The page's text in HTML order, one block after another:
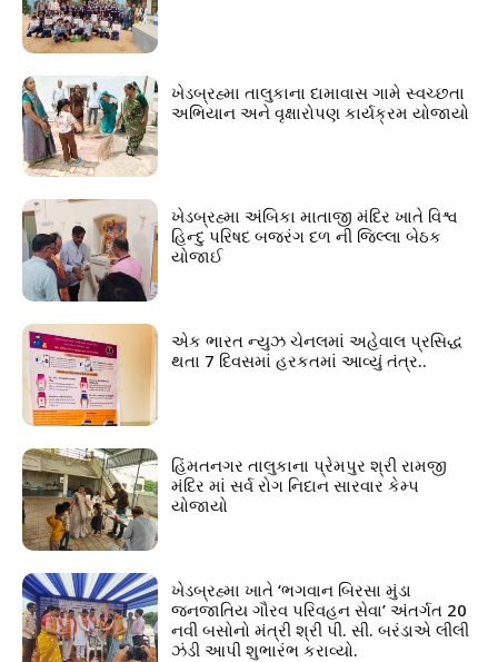
ખેડબ્રહ્મા તાલુકાના દામાવાસ ગામે સ્વચ્છતા
અભિયાન અને વૃક્ષારોપણ કાર્યક્રમ યોજાયો
ખેડબ્રહ્મા અંબિકા માતાજી મંદિર ખાતે વિશ્વ
હિન્દુ પરિષદ બજરંગ દળ ની જિલ્લા બેઠક
યોજાઈ
એક ભારત ન્યુઝ ચેનલમાં અહેવાલ પ્રસિદ્ધ
થતા 7 દિવસમાં હરકતમાં આવ્યું તંત્ર..
હિંમતનગર તાલુકાના પ્રેમપુર શ્રી રામજી
મંદિર માં સર્વ રોગ નિદાન સારવાર કેમ્પ
યોજાયો
ખેડબ્રહ્મા ખાતે ‘ભગવાન બિરસા મુંડા
જનજાતિય ગૌરવ પરિવહન સેવા’ અંતર્ગત 20
નવી બસોનો મંત્રી શ્રી પી. સી. બરંડાએ લીલી
ઝંડી આપી શુભારંભ કરાવ્યો.